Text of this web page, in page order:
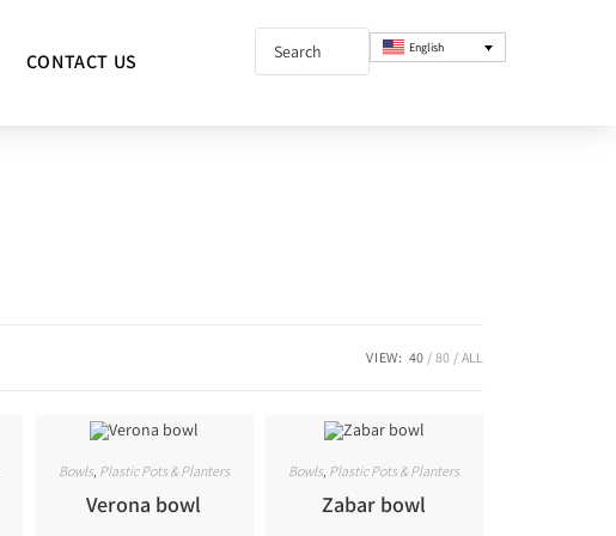
CONTACT US
English
VIEW: 40 80 ALL
Bowls, Plastic Pots & Planters
Verona bowl
Bowls Plastic Pots & Planters
Zabar bowl